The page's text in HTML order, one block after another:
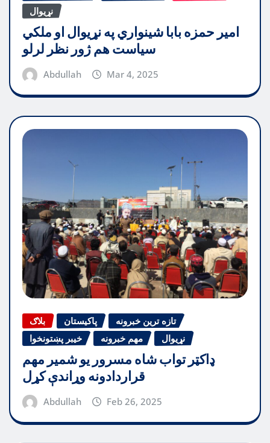
نړیوال
امیر حمزه بابا شینواري په نړیوال او ملکي
سیاست هم ژور نظر لرلو
Abdullah Mar 4, 2025
بلاګ پاکیستان
تازه ترین خبرونه
خیبر پښتونخوا
مهم خبرونه نړیوال
ډاکټر تواب شاه مسرور یو شمیر مهم
قراردادونه وړاندې کړل
Abdullah Feb 26, 2025